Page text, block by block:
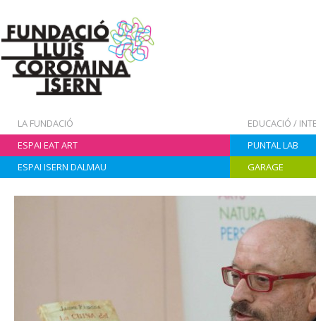
LA FUNDACIÓ
EDUCACIÓ /
ESPAI EAT ART
PUNTAL LAB
ESPAI ISERN DALMAU
GARAGE